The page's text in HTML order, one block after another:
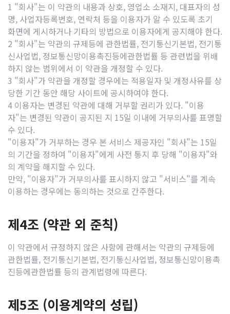
1 "회사"는 이 약관의 내용과 상호, 영업소 소재지, 대표자의 성
명, 사업자등록번호, 연락처 등을 이용자가 알 수 있도록 초기
화면에 게시하거나 기타의 방법으로 이용자에게 공지해야 한다.
2 "회사"는 약관의 규제등에 관한법률, 전기통신기본법, 전기통
신사업법, 정보통신망이용촉진등에관한법률 등 관련법을 위배
하지 않는 범위에서 이 약관을 개정할 수 있다.
3 "회사"가 약관을 개정할 경우에는 적용일자 및 개정사유를 상
당한 기간 동안 해당 사이트에 공시하여야 한다.
4 이용자는 변경된 약관에 대해 거부할 권리가 있다. "이용
자"는 변경된 약관이 공지된 지 15일 이내에 거부의사를 표명할
수 있다.
"이용자"가 거부하는 경우 본 서비스 제공자인 "회사"는 15일
의 기간을 정하여 "이용자"에게 사전 통지 후 당해 "이용자"와
의 계약을 해지할 수 있다.
만약, "이용자"가 거부의사를 표시하지 않고 "서비스"를 계속
이용하는 경우에는 동의하는 것으로 간주한다.
제4조 (약관 외 준칙)
이 약관에서 규정하지 않은 사항에 관해서는 약관의 규제등에
관한법률, 전기통신기본법, 전기통신사업법, 정보통신망이용촉
진등에관한법률 등의 관계법령에 따른다.
제5조 (이용계약의 성립)